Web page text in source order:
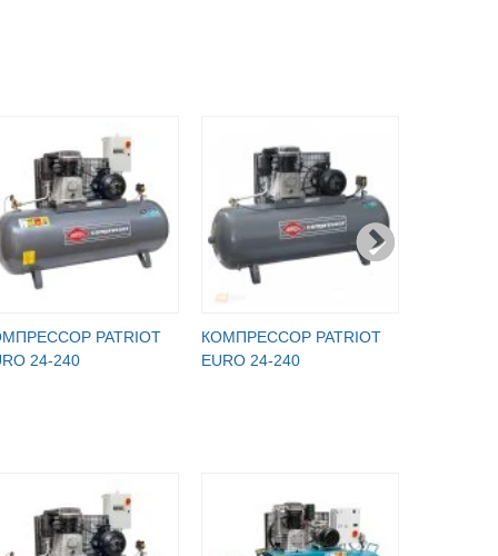
PATRIOT
24-240
КОМПРЕССОР PATRIOT
EURO 24-240